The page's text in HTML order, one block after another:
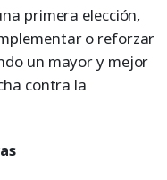
primera elección,
o reforzar
un mayor y mejor
contra la